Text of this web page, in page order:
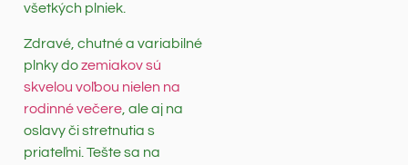
všetkých plniek.
Zdravé, chutné a variabilné
plnky dozemiakov sú
skvelou voľbou nielen na
rodinné večere , ale aj na
oslavy či stretnutia s
priateľmi. Tešte sa na